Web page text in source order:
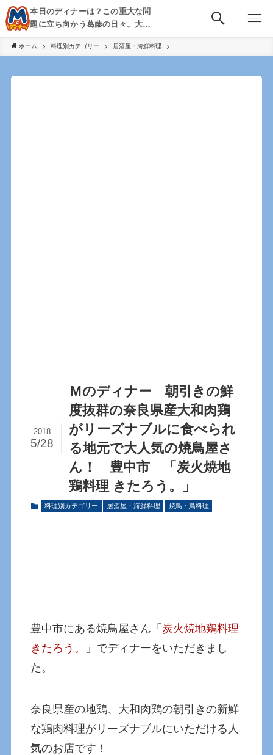
本日のディナーは？この重大な問
題に立ち向かう葛藤の日々。大
阪・京都・神戸を中心とした食べ
歩き、飲み歩きを綴る。
ホーム 料理別カテゴリー 居酒屋・海鮮料理
Ｍのディナー 朝引きの鮮
度抜群の奈良県産大和肉鶏
がリーズナブルに食べられ
る地元で大人気の焼鳥屋さ
ん！ 豊中市 「炭火焼地
鶏料理 きたろう。」
2018
5/28
料理別カテゴリー 居酒屋・海鮮料理 焼鳥・鳥料理
豊中市にある焼鳥屋さん「 炭火焼地鶏料理
きたろう。
」でディナーをいただきまし
た。
奈良県産の地鶏、大和肉鶏の朝引きの新鮮
な鶏肉料理がリーズナブルにいただける人
気のお店です！